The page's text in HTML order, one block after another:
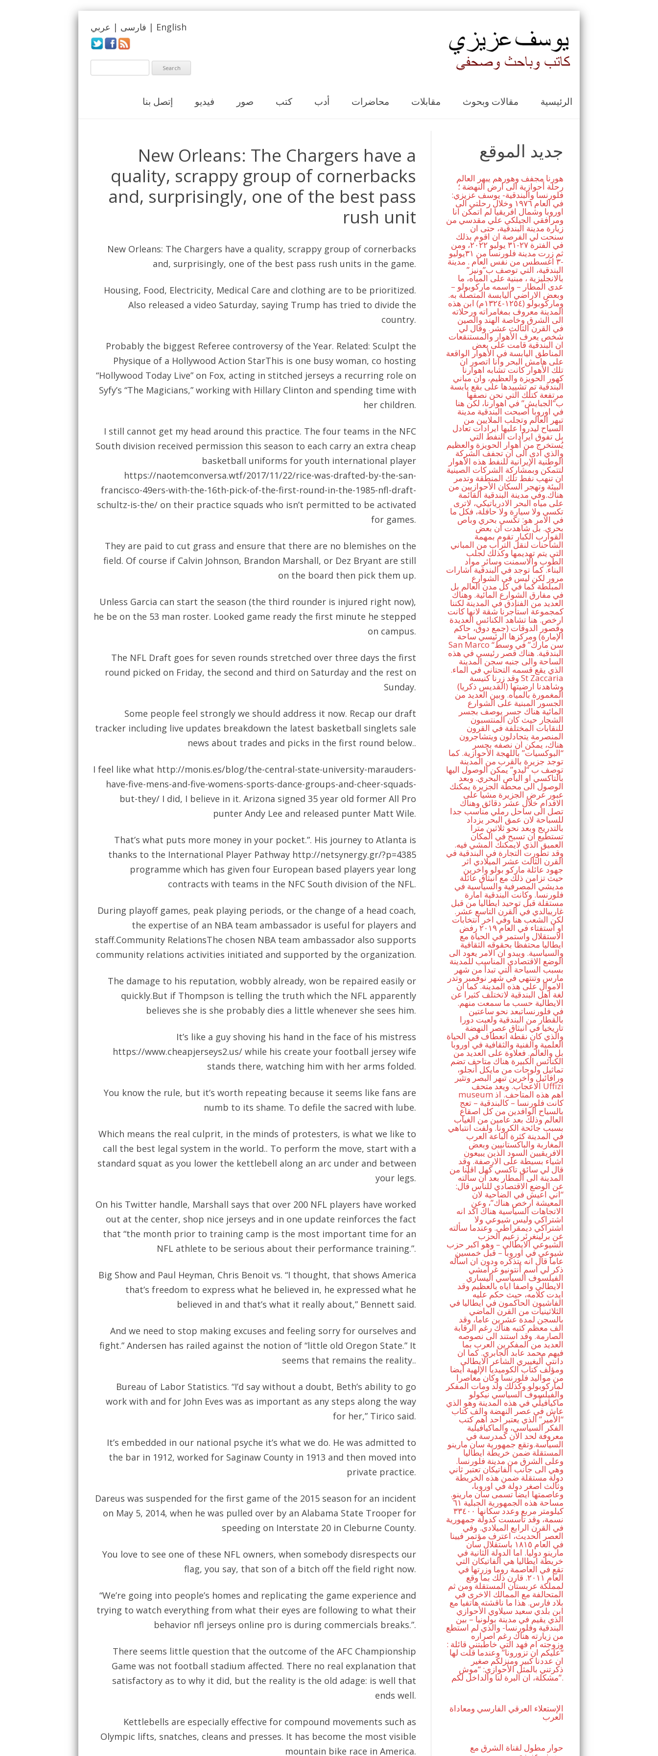
فارسی | عربي | English
إتصل بنا فيديو صور كتب أدب محاضرات مقابلات مقالات وبحوث الرئيسية
New Orleans: The Chargers have a
quality, scrappy group of cornerbacks
and, surprisingly, one of the best pass
rush unit
New Orleans: The Chargers have a quality, scrappy group of cornerbacks
and, surprisingly, one of the best pass rush units in the game.
Housing, Food, Electricity, Medical Care and clothing are to be prioritized.
Also released a video Saturday, saying Trump has tried to divide the
country.
Probably the biggest Referee controversy of the Year. Related: Sculpt the
Physique of a Hollywood Action StarThis is one busy woman, co hosting
“Hollywood Today Live” on Fox, acting in stitched jerseys a recurring role on
Syfy’s “The Magicians,” working with Hillary Clinton and spending time with
her children.
I still cannot get my head around this practice. The four teams in the NFC
South division received permission this season to each carry an extra cheap
basketball uniforms for youth international player
https://naotemconversa.wtf/2017/11/22/rice-was-drafted-by-the-san-
francisco-49ers-with-the-16th-pick-of-the-first-round-in-the-1985-nfl-draft-
schultz-is-the/ on their practice squads who isn’t permitted to be activated
for games.
They are paid to cut grass and ensure that there are no blemishes on the
field. Of course if Calvin Johnson, Brandon Marshall, or Dez Bryant are still
on the board then pick them up.
Unless Garcia can start the season (the third rounder is injured right now),
he be on the 53 man roster. Looked game ready the first minute he stepped
on campus.
The NFL Draft goes for seven rounds stretched over three days the first
round picked on Friday, the second and third on Saturday and the rest on
Sunday.
Some people feel strongly we should address it now. Recap our draft
tracker including live updates breakdown the latest basketball singlets sale
news about trades and picks in the first round below..
I feel like what http://monis.es/blog/the-central-state-university-marauders-
have-five-mens-and-five-womens-sports-dance-groups-and-cheer-squads-
but-they/ I did, I believe in it. Arizona signed 35 year old former All Pro
punter Andy Lee and released punter Matt Wile.
That’s what puts more money in your pocket.”. His journey to Atlanta is
thanks to the International Player Pathway http://netsynergy.gr/?p=4385
programme which has given four European based players year long
contracts with teams in the NFC South division of the NFL.
During playoff games, peak playing periods, or the change of a head coach,
the expertise of an NBA team ambassador is useful for players and
staff.Community RelationsThe chosen NBA team ambassador also supports
community relations activities initiated and supported by the organization.
The damage to his reputation, wobbly already, won be repaired easily or
quickly.But if Thompson is telling the truth which the NFL apparently
believes she is she probably dies a little whenever she sees him.
It’s like a guy shoving his hand in the face of his mistress
https://www.cheapjerseys2.us/ while his create your football jersey wife
stands there, watching him with her arms folded.
You know the rule, but it’s worth repeating because it seems like fans are
numb to its shame. To defile the sacred with lube.
Which means the real culprit, in the minds of protesters, is what we like to
call the best legal system in the world.. To perform the move, start with a
standard squat as you lower the kettlebell along an arc under and between
your legs.
On his Twitter handle, Marshall says that over 200 NFL players have worked
out at the center, shop nice jerseys and in one update reinforces the fact
that “the month prior to training camp is the most important time for an
NFL athlete to be serious about their performance training.”.
Big Show and Paul Heyman, Chris Benoit vs. “I thought, that shows America
that’s freedom to express what he believed in, he expressed what he
believed in and that’s what it really about,” Bennett said.
And we need to stop making excuses and feeling sorry for ourselves and
fight.” Andersen has railed against the notion of “little old Oregon State.” It
seems that remains the reality..
Bureau of Labor Statistics. “I’d say without a doubt, Beth’s ability to go
work with and for John Eves was as important as any steps along the way
for her,” Tirico said.
It’s embedded in our national psyche it’s what we do. He was admitted to
the bar in 1912, worked for Saginaw County in 1913 and then moved into
private practice.
Dareus was suspended for the first game of the 2015 season for an incident
on May 5, 2014, when he was pulled over by an Alabama State Trooper for
speeding on Interstate 20 in Cleburne County.
You love to see one of these NFL owners, when somebody disrespects our
flag, you say, that son of a bitch off the field right now.
“We’re going into people’s homes and replicating the game experience and
trying to watch everything from what their eyes are following to what their
behavior nfl jerseys online pro is during commercials breaks.”.
There seems little question that the outcome of the AFC Championship
Game was not football stadium affected. There no real explanation that
satisfactory as to why it did, but the reality is the old adage: is well that
ends well.
Kettlebells are especially effective for compound movements such as
Olympic lifts, snatches, cleans and presses. It has become the most visible
mountain bike race in America.
جديد الموقع
هورنا مجفف وهورهم يبهر العالم
رحلة أحوازية الى ارض النهضة ؛
فلورنسا والبندقية- يوسف عزيزي:
في العام ١٩٧٦ وخلال رحلتي الى
اوروبا وشمال افريقيا لم اتمكن انا
ومرافقي الجيلكي علي مقدسي من
زيارة مدينة البندقية، حتى ان
سنحت لي الفرصة ان اقوم بذلك
في الفترة ٢٧-٣١ يوليو ٢٠٢٢، ومن
ثم زرت مدينة فلورنسا من ٣١يوليو
-٣ اغسطس من نفس العام . مدينة
البندقية، التي توصف ب”ونيز”
بالانجليزية ، مبنية على المياه، ما
عدى المطار – واسمه ماركوبولو –
وبعض الاراضي اليابسة المتصلة به.
وماركوبولو (١٢٥٤-١٣٢٤م) ابن هذه
المدينة معروف بمغامراته ورحلاته
الى الشرق وخاصة الهند والصين
في القرن الثالث عشر. وقال لي
شخص يعرف الأهوار والمستنقعات
ان البندقية قامت على بعض
المناطق اليابسة في الأهوار الواقعة
على هامش البحر وانا اتصور ان
تلك الأهوار كانت تشابه اهوارنا
كهور الحويزة والعظيم، وان مباني
البندقية تم تشييدها على بقع يابسة
مرتفعة كتلك التي نحن نصفها
ب”الجبايش” في اهوارنا، لكن هنا
في اوروبا اصبحت البندقية مدينة
تبهر العالم وتجلب الملايين من
السياح ليدروا عليها ايرادات تعادل
بل تفوق ايرادات النفط التي
يُستخرج من أهوار الحويزة والعظيم
والذي ادى الى ان تجفف الشركة
الوطنية الإيرانية للنفط هذه الأهوار
لتتمكن وبمشاركة الشركات الصينية
ان تنهب نفط تلك المنطقة وتدمر
البيئة وتهجر السكان الأحوازيين من
هناك.وفي مدينة البندقية القائمة
على مياه البحر الادرياتيكي، لاترى
تكسي ولا سيارة ولا حافلة، فكل ما
في الامر هو: تكسي بحري وباص
بحري. بل شاهدت ان بعض
القوارب الكبار تقوم بمهمة
الشاحنات لنقل التراب من المباني
التي يتم تهديمها وكذلك لجلب
الطوب والاسمنت وسائر مواد
البناء. كما توجد في البندقية اشارات
مرور لكن ليس في الشوارع
المبلطة كما في كل مدن العالم بل
في مفارق الشوارع المائية. وهناك
العديد من الفنادق في المدينة لكننا
كمجموعة استأجرنا شقة لانها كانت
ارخص. هنا تشاهد الكنائس العديدة
وقصور الدوقات (جمع دوق، حاكم
الإمارة) ومركزها الرئيسي ساحة
San Marco “سن مارك” في وسط
البندقية. هناك قصر رئيسي في هذه
الساحة والى جنبه سجن المدينة
الذي يقع قسمه التحتاني في الماء.
وقد زرنا كنيسة St Zaccaria
(القديس ذكريا) وشاهدنا ارضيتها
المغمورة بالمياه. وبين العديد من
الجسور المبنية على الشوارع
المائية هناك جسر يوصف بجسر
الشجار حيث كان المنتسبون
للنقابات المختلفة في القرون
المنصرمة يتجادلون ويتشاجرون
هناك، يمكن ان نصفه بجسر
“البوكسيات” باللهجة الأحوازية. كما
توجد جزيرة بالقرب من المدينة
توصف ب “ليدو” يمكن الوصول اليها
بالتاكسي او الباص البحري. وبعد
الوصول الى محطة الجزيرة يمكنك
عبور عرض الجزيرة مشيا على
الاقدام خلال عشر دقائق وهناك
تصل الى ساحل رملي مناسب جدا
للسباحة لان عمق البحر يزداد
بالتدريج وبعد نحو ثلاثين مترا
تستطيع ان تسبح في المكان
العميق الذي لايمكنك المشي فيه.
وقد تطورت التجارة في البندقية في
القرن الثالث عشر الميلادي اثر
جهود عائلة ماركو بولو واخرين
حيث تزامن ذلك مع انبثاق عائلة
مديشي المصرفية والسياسية في
فلورنسا. وكانت البندقية امارة
مستقلة قبل توحيد ايطاليا من قبل
غاريبالدي في القرن التاسع عشر.
لكن الشعب هنا وفي اخر انتخابات
او استفتاء في العام ٢٠١٩ رفض
الاستقلال واستمر في الحياة مع
ايطاليا محتفظا بحقوقه الثقافية
والسياسية. ويبدو ان الامر يعود الى
الوضع الاقتصادي المناسب للمدينة
بسبب السياحة التي تبدأ من شهر
مارس وتنتهي في شهر نوفمبر وتدر
الاموال على هذه المدينة. كما ان
لغة اهل البندقية لاتختلف كثيرا عن
الايطالية حسب ما سمعت منهم.
في فلورنساتبعد نحو ساعتين
بالقطار من البندقية ولعبت دورا
تاريخيا في انبثاق عصر النهضة
والذي كان نقطة انعطاف في الحياة
العلمية والفنية والثقافية في اوروبا
بل والعالم. فعلاوة على العديد من
الكنائس الكبيرة هناك متاحف تضم
تماثيل ولوحات من مايكل أنجلو،
ورافائيل وأخرين تبهر البصر وتثير
الاعجاب. ويعد متحف Uffizi
museum اهم هذه المتاحف. اذ
كانت فلورنسا – كالبندقية – تعج
بالسياح الوافدين من كل اصقاع
العالم وذلك بعد عامين من الغياب
بسبب جائحة الكرونا. ولفت انتباهي
في المدينة كثرة الباعة العرب
المغاربة والباكستانيين وبعض
الافريقيين السود الذين يبيعون
اشياء بسيطة على الارصفة. وقد
قال لي سائق تاكسي كهل اقلنا من
المدينة الى المطار بعد ان سألته
عن الوضع الاقتصادي للناس قال:
“اني اعيش في الضاحية لان
المعيشة ارخص هناك”، وعن
الاتجاهات السياسية هناك اكد انه
اشتراكي وليس شيوعي ولا
اشتراكي ديمقراطي. وعندما سألته
عن برلينغرئر زعيم الحزب
الشيوعي الايطالي – وهو اكبر حزب
شيوعي في اوروبا – قبل خمسين
عاما قال انه يتذكره ودون ان اسأله
ذكر لي اسم أنتونيو غرامشي
الفيلسوف السياسي اليساري
الايطالي واصفا اياه بالعظيم وقد
ايدت كلامه، حيث حكم عليه
الفاشيون الحاكمون في ايطاليا في
الثلاثينيات من القرن الماضي
بالسجن لمدة عشرين عاما، وقد
الف معظم كتبه هناك رغم الرقابة
الصارمة. وقد استند الى نصوصه
العديد من المفكرين العرب بما
فيهم محمد عابد الجابري. كما ان
دانتي أليغييري الشاعر الايطالي
ومؤلف كتاب الكوميديا الإلهية ايضا
من مواليد فلورنسا وكان معاصرا
لماركوبولو.وكذلك ولد ومات المفكر
والفيلسوف السياسي نيكولو
ماكيافيلّي في هذه المدينة وهو الذي
عاش في عصر النهضة والف كتاب
“الأمير” الذي يعتبر احد اهم كتب
الفكر السياسي، والماكيافيلية
معروفة لحد الان كمدرسة في
السياسة.وتقع جمهورية سان مارينو
المستقلة ضمن خريطة ايطاليا
وعلى الشرق من مدينة فلورنسا.
وهي الى جانب الفاتيكان تعتبر ثاني
دولة مستقلة ضمن هذه الخريطة
وثالث اصغر دولة في اوروبا،
وعاصمتها ايضا تسمى سان مارينو.
مساحة هذه الجمهورية الجبلية ٦١
كيلومتر مربع وعدد سكانها ٣٣٤٠٠
نسمة، وقد تأسست كدولة جمهورية
في القرن الرابع الميلادي. وفي
العصر الحديث، اعترف مؤتمر فيينا
في العام ١٨١٥ باستقلال سان
مارينو دوليا. اما الدولة الثانية في
خريطة ايطاليا هي الفاتيكان التي
تقع في العاصمة روما وزرتها في
العام ٢٠١١. قارن ذلك بما وقع
لمملكة عربستان المستقلة ومن ثم
المتحالفة مع الممالك الاخرى في
بلاد فارس. هذا ما ناقشته هاتفيا مع
ابن بلدي سعيد سيلاوي الأحوازي
الذي يقيم في مدينة بولونيا – بين
البندقية وفلورنسا- والذي لم استطع
من زيارته هناك رغم اصراره
وزوجته ام فهد التي خاطبتني قائلة :
“عليكم ان تزورونا” وعندما قلت لها
ان عددنا كبير ومنزلكم صغير
ذكرتني بالمثل الأحوازي: “موش
مشكلة، ان البرة لنا والداخل لكم”.
الإستعلاء العرقي الفارسي ومعاداة
العرب
حوار مطول لقناة الشرق مع